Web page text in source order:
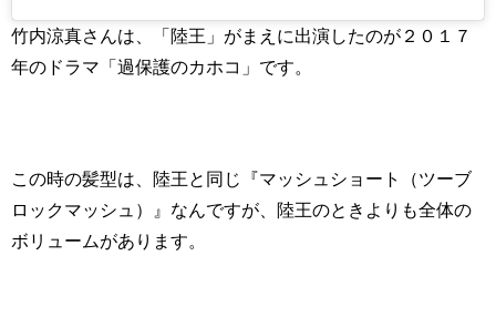
竹内涼真さんは、「陸王」がまえに出演したのが２０１７
年のドラマ「過保護のカホコ」です。
この時の髪型は、陸王と同じ『マッシュショート（ツーブ
ロックマッシュ）』なんですが、陸王のときよりも全体の
ボリュームがあります。